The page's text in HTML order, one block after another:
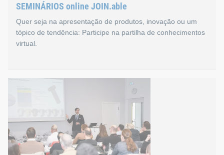
SEMINÁRIOS online JOIN.able
Quer seja na apresentação de produtos, inovação ou um
tópico de tendência: Participe na partilha de conhecimentos
virtual.
Seminários online
Transmitir conhecimentos e fazer intercâmbio profissional
No primeiro ano, mais de 700 interessados reuniram-se